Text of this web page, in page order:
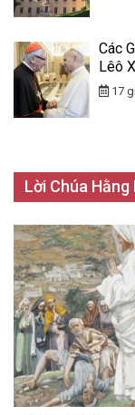
Các
Lêô
17
Lời Chúa Hằng